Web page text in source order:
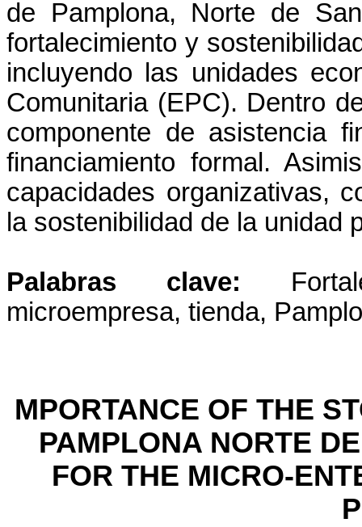
de Pamplona, Norte de
fortalecimiento y
incluyendo las unidades
Comunitaria (EPC). Dentro
componente de asistencia
financiamiento formal.
capacidades organizativas,
la sostenibilidad de la unidad
Palabras clave:
microempresa, tienda,
MPORTANCE OF THE
PAMPLONA NORTE
FOR THE MICRO-